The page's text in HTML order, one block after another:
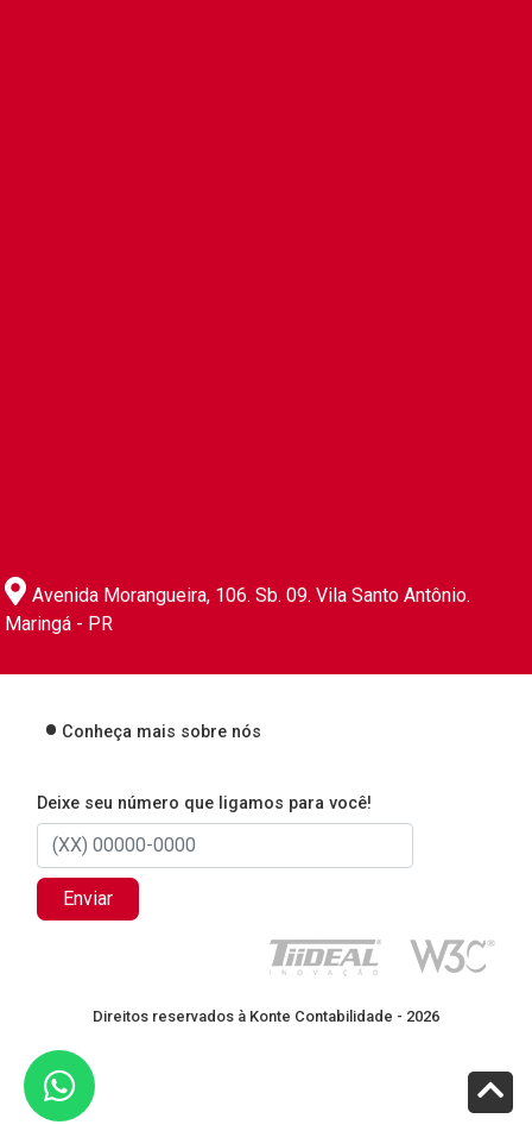
Avenida Morangueira, 106. Sb. 09. Vila Santo Antônio.
Maringá - PR
Conheça mais sobre nós
Deixe seu número que ligamos para você!
Enviar
Direitos reservados à Konte Contabilidade - 2026